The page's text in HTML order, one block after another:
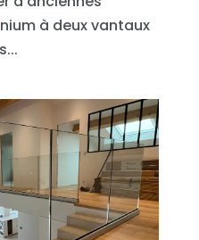
à deux vantaux